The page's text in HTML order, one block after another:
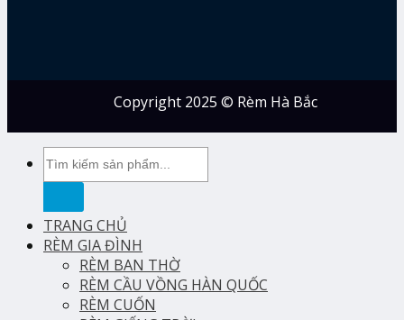
Copyright 2025 © Rèm Hà Bắc
Tìm
TRANG CHỦ
RÈM GIA ĐÌNH
RÈM BAN THỜ
RÈM CẦU VỒNG HÀN QUỐC
RÈM CUỐN